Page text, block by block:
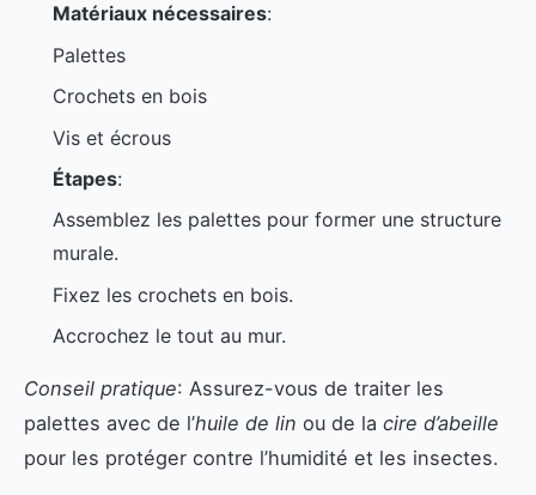
Matériaux nécessaires:
Palettes
Crochets en bois
Vis et écrous
Étapes:
Assemblez les palettes pour former une structure
murale.
Fixez les crochets en bois.
Accrochez le tout au mur.
Conseil pratique: Assurez-vous de traiter les
palettes avec de l’huile de lin ou de la cire d’abeille
pour les protéger contre l’humidité et les insectes.